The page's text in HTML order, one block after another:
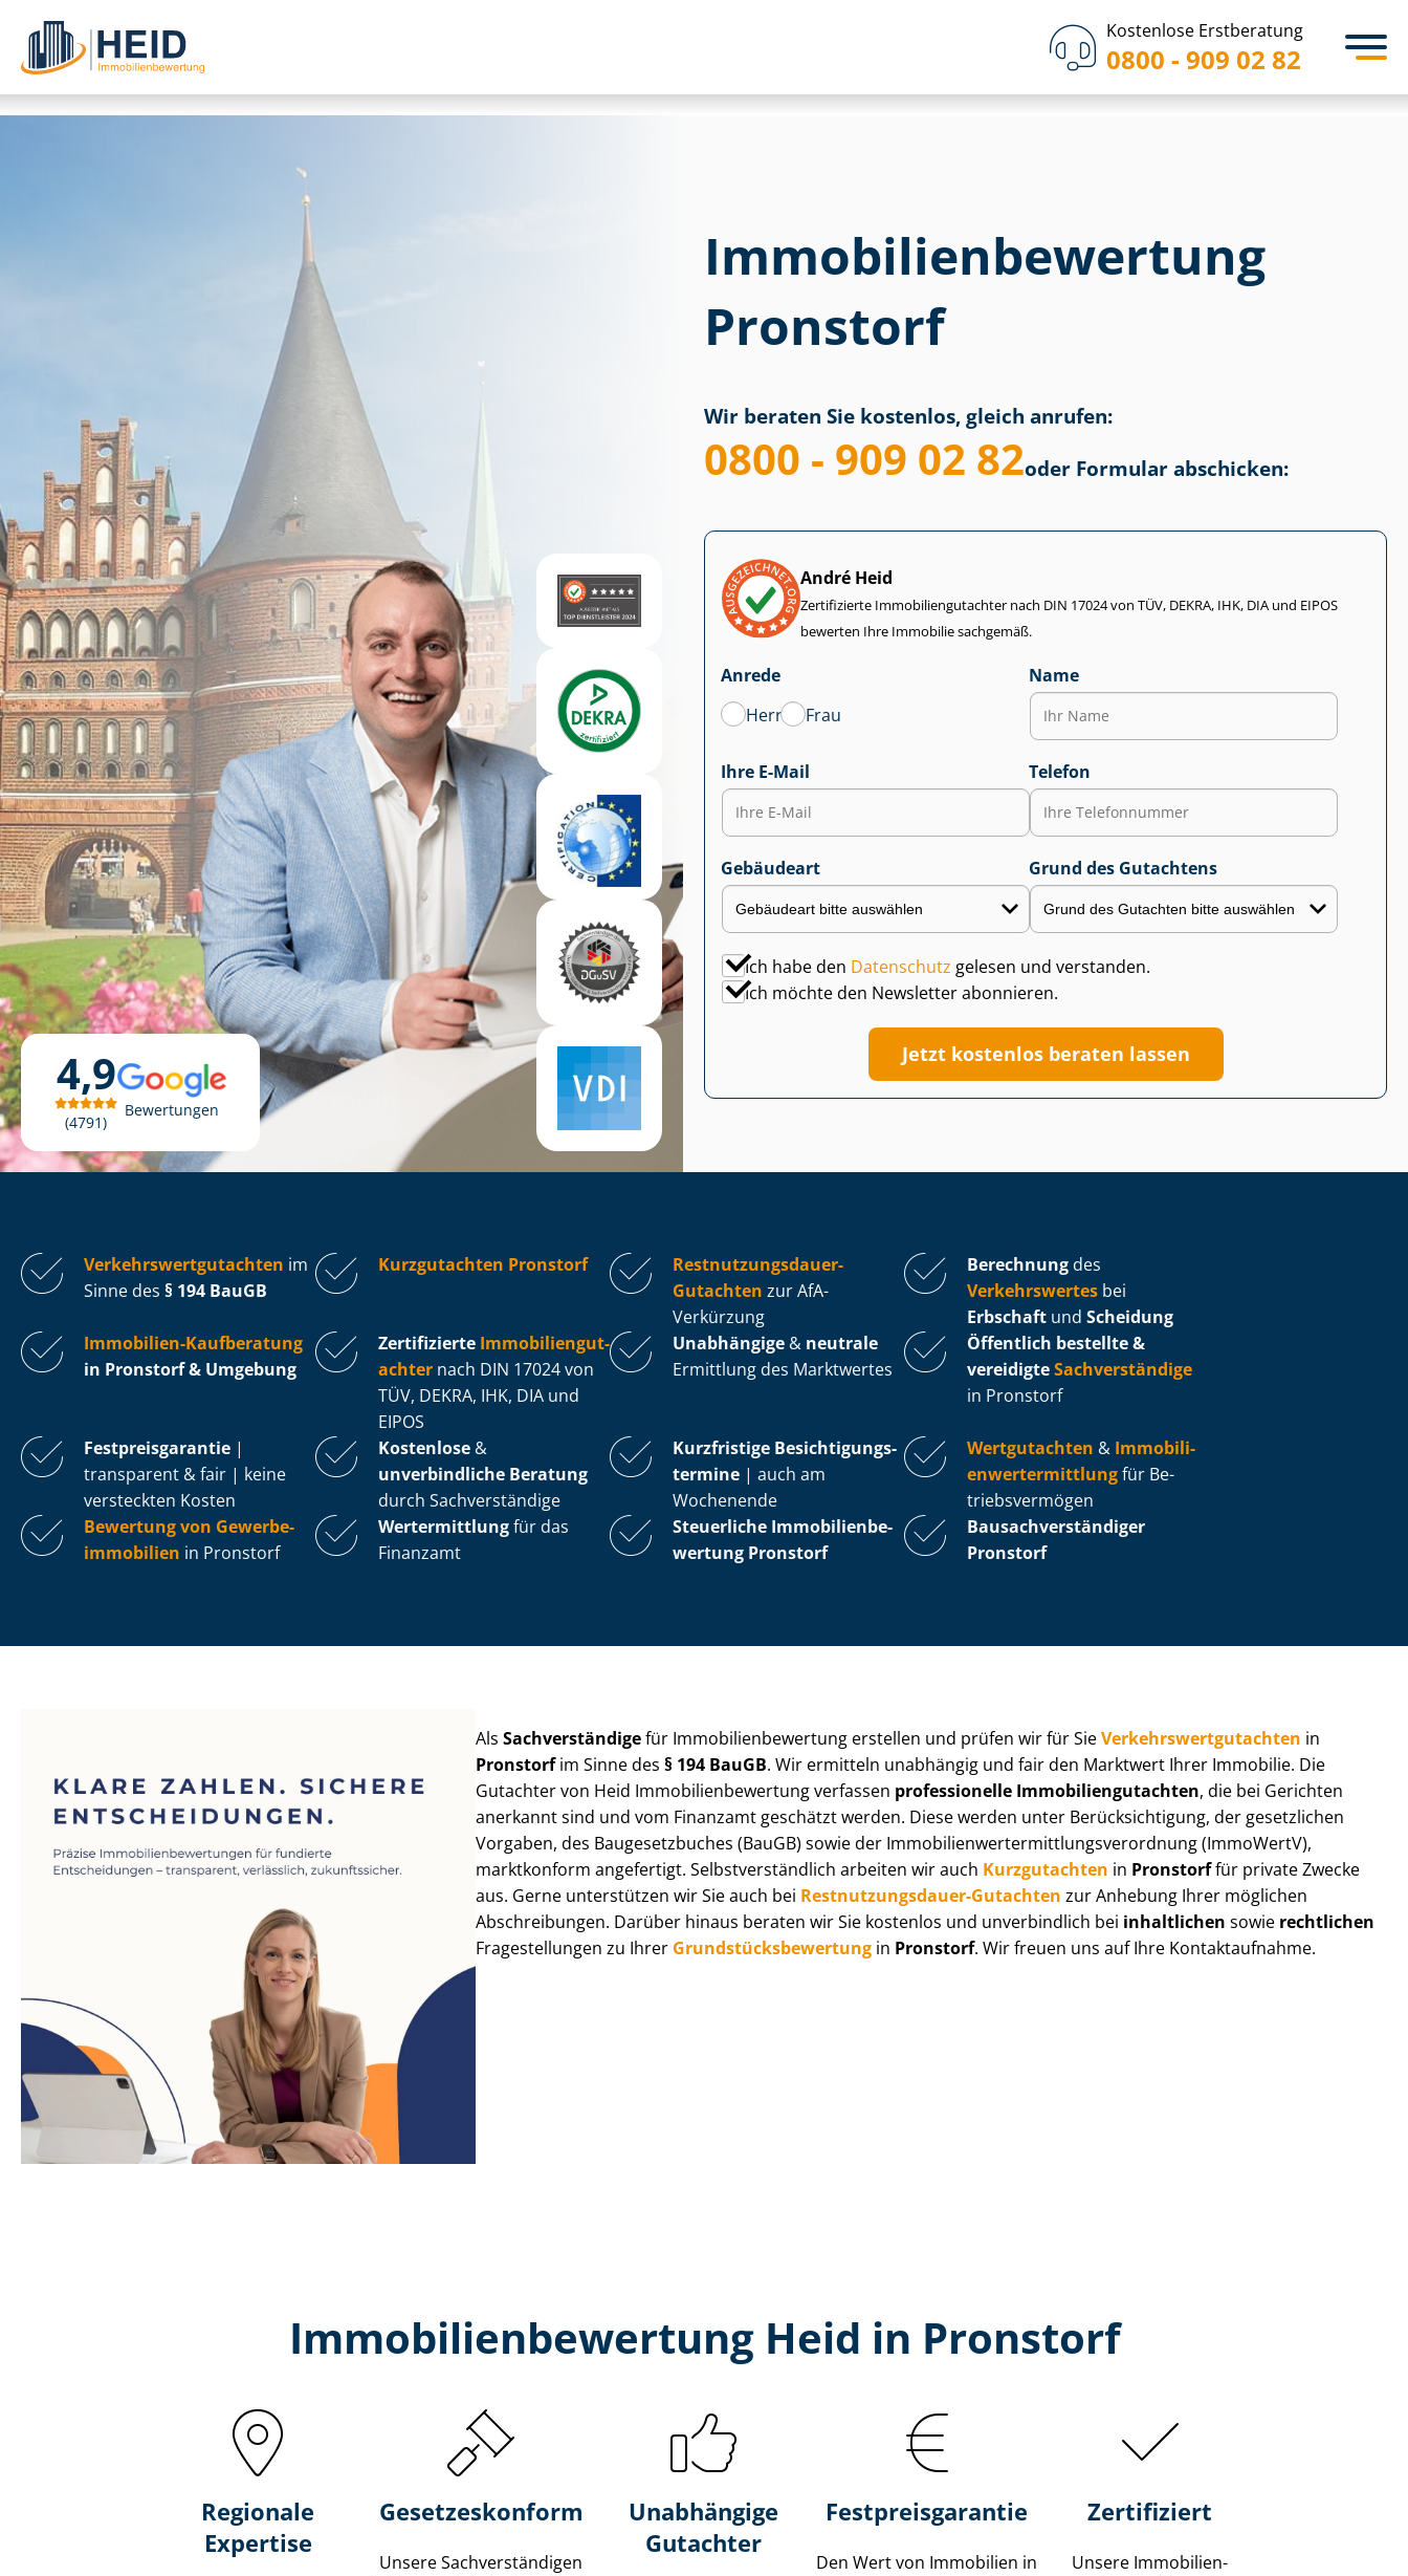
Kostenlose Erstberatung
0800 - 909 02 82
4,9
4791
Bewertungen
Immobilien­bewertung
Pronstorf
Wir beraten Sie kostenlos, gleich anrufen:
0800 - 909 02 82oder Formular abschicken:
André Heid
Zertifizierte Im­mo­bi­li­en­gut­ach­ter nach DIN 17024 von TÜV, DEKRA, IHK, DIA und EIPOS
bewerten Ihre Immobilie sachgemäß.
Anrede
Herr
Frau
Name
Ihre E-Mail Telefon
Gebäudeart Grund des Gutachtens
Ich habe den Datenschutz gelesen und verstanden.
Ich möchte den Newsletter abonnieren.
Jetzt kostenlos beraten lassen
Ver­kehrs­wert­gut­ach­ten im
Sinne des § 194 BauGB
Kurzgutachten Pronstorf
Rest­nut­zungs­dau­er-
Gutachten zur AfA-
Verkürzung
Berechnung des
Verkehrswertes bei
Erbschaft und Scheidung
Immobilien-Kaufberatung
in Pronstorf & Umgebung
Zertifizierte Im­mo­bi­li­en­gut­
ach­ter nach DIN 17024 von
TÜV, DEKRA, IHK, DIA und
EIPOS
Unabhängige & neutrale
Ermittlung des Marktwertes
Öffentlich bestellte &
vereidigteSachverständige
in Pronstorf
Fest­preis­ga­ran­tie |
transparent & fair | keine
versteckten Kosten
Kostenlose &
unverbindliche Beratung
durch Sachverständige
Kurzfristige Be­sich­ti­gungs­
ter­mi­ne | auch am
Wochenende
Wertgutachten & Im­mo­bi­li­
en­wert­ermitt­lungfür Be­
triebs­ver­mö­gen
Bewertung von Ge­wer­be­
im­mo­bi­li­en in Pronstorf
Wertermittlungfür das
Finanzamt
Steuerliche Im­mo­bi­li­en­be­
wer­tung Pronstorf
Bau­sach­ver­stän­di­ger
Pronstorf
AlsSachverständigefür Im­mo­bi­li­en­be­wer­tung erstellen und prüfen wir für SieVer­kehrs­wert­gut­ach­ten in
Pronstorfim Sinne des§ 194 BauGB. Wir ermitteln unabhängig und fair den Marktwert Ihrer Immobilie. Die
Gutachter von Heid Im­mo­bi­li­en­be­wer­tung verfassen professionelle Im­mo­bi­li­en­gut­ach­ten, die bei Gerichten
anerkannt sind und vom Finanzamt geschätzt werden. Diese werden unter Be­rück­sich­ti­gung, der gesetzlichen
Vorgaben, des Baugesetzbuches (BauGB) sowie der Im­mo­bi­li­en­wert­ermitt­lungs­ver­ord­nung (ImmoWertV),
marktkonform angefertigt. Selbst­ver­ständ­lich arbeiten wir auch Kurzgutachten in Pronstorffür private Zwecke
aus. Gerne unterstützen wir Sie auch bei Rest­nut­zungs­dau­er-Gutachten zur Anhebung Ihrer möglichen
Abschreibungen. Darüber hinaus beraten wir Sie kostenlos und unverbindlich bei inhaltlichen sowie rechtlichen
Fragestellungen zu Ihrer Grund­stücks­be­wer­tung in Pronstorf. Wir freuen uns auf Ihre Kontaktaufnahme.
Immobilien­bewertung Heid in Pronstorf
Regionale
Expertise
Gesetzes­konform
Unsere Sach­ver­stän­di­gen
Unabhängige
Gutachter
Festpreis​garantie
Den Wert von Immobilien in
Zertifiziert
Unsere Immobilien­